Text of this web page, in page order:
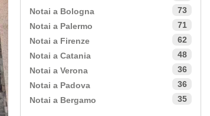
Notai a Bologna
73
Notai a Palermo
71
Notai a Firenze
62
Notai a Catania
48
Notai a Verona
36
Notai a Padova
36
Notai a Bergamo
35